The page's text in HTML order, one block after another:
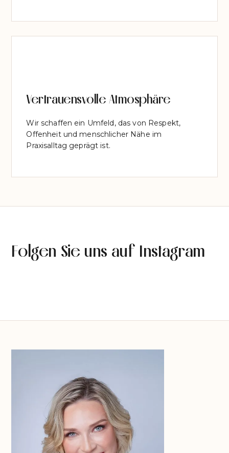
Vertrauensvolle Atmosphäre
Wir schaffen ein Umfeld, das von Respekt,
Offenheit und menschlicher Nähe im
Praxisalltag geprägt ist.
Folgen Sie uns auf Instagram